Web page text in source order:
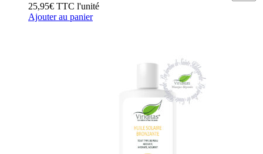
25,95€ TTC l'unité
Ajouter au panier